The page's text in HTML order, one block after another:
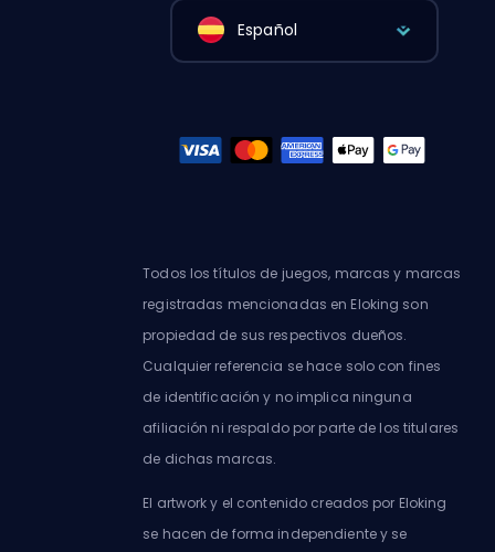
Español
Todos los títulos de juegos, marcas y marcas
registradas mencionadas en Eloking son
propiedad de sus respectivos dueños.
Cualquier referencia se hace solo con fines
de identificación y no implica ninguna
afiliación ni respaldo por parte de los titulares
de dichas marcas.
El artwork y el contenido creados por Eloking
se hacen de forma independiente y se